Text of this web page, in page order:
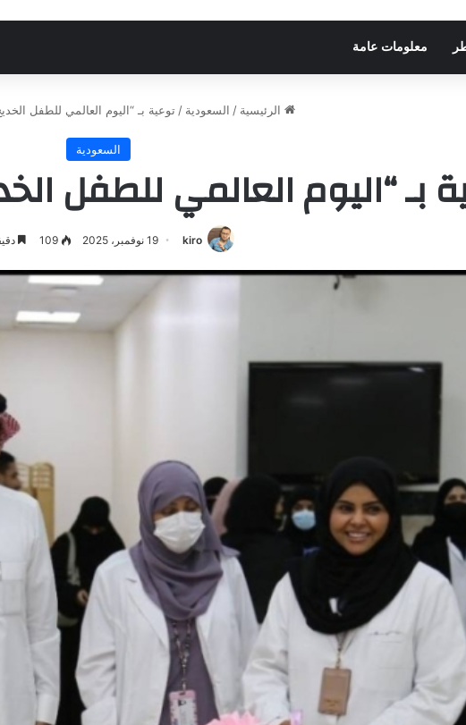
معلومات عامة
الرئيسية / السعودية / توعية بـ “اليوم العالمي للطفل
السعودية
بـ “اليوم العالمي للطفل
kiro 19 نوفمبر، 2025 109